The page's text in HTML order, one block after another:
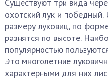
Существуют три вида
охотский лук и
размеру луковиц, по
разнятся по высоте.
популярностью
Это многолетние
характерными для них